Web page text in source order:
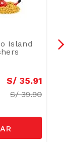
Island
S/ 35.91
S/39.90